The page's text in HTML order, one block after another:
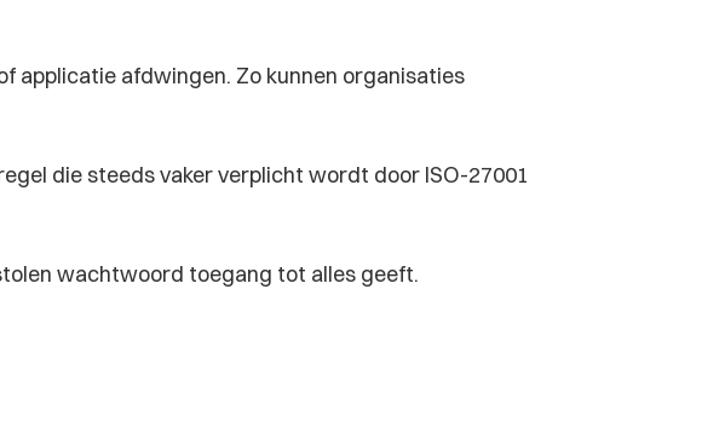
applicatie afdwingen. Zo kunnen organisaties
die steeds vaker verplicht wordt door ISO-27001
wachtwoord toegang tot alles geeft.